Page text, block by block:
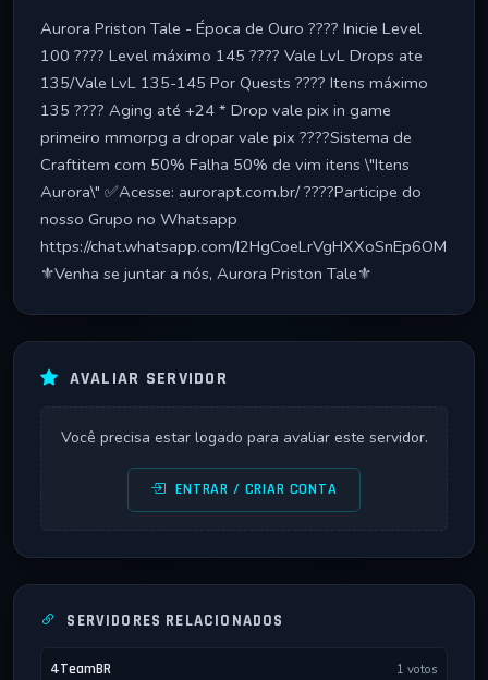
Aurora Priston Tale - Época de Ouro ???? Inicie Level
100 ???? Level máximo 145 ???? Vale LvL Drops ate
135/Vale LvL 135-145 Por Quests ???? Itens máximo
135 ???? Aging até +24 * Drop vale pix in game
primeiro mmorpg a dropar vale pix ????Sistema de
Craftitem com 50% Falha 50% de vim itens \"Itens
Aurora\" ✅Acesse: aurorapt.com.br/ ????Participe do
nosso Grupo no Whatsapp
https://chat.whatsapp.com/I2HgCoeLrVgHXXoSnEp6OM
⚜️Venha se juntar a nós, Aurora Priston Tale⚜️
AVALIAR SERVIDOR
Você precisa estar logado para avaliar este servidor.
ENTRAR / CRIAR CONTA
SERVIDORES RELACIONADOS
4TeamBR 1 votos